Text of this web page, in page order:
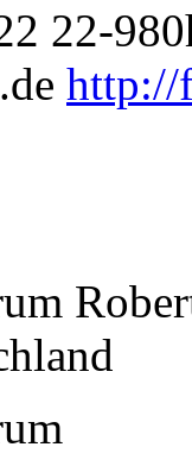
22-
http://